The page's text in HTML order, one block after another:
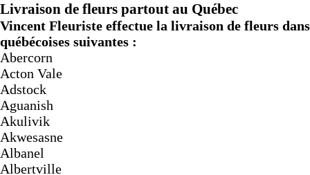
Livraison de fleurs partout au Québec
Vincent Fleuriste effectue la livraison de fleurs
québécoises suivantes :
Abercorn
Acton Vale
Adstock
Aguanish
Akulivik
Akwesasne
Albanel
Albertville